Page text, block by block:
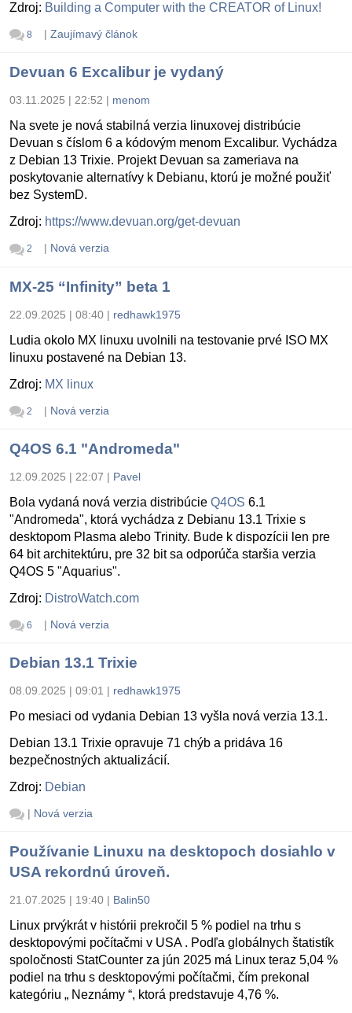
Zdroj: Building a Computer with the CREATOR of Linux!
8 | Zaujímavý článok
Devuan 6 Excalibur je vydaný
03.11.2025 | 22:52 | menom
Na svete je nová stabilná verzia linuxovej distribúcie
Devuan s číslom 6 a kódovým menom Excalibur. Vychádza
z Debian 13 Trixie. Projekt Devuan sa zameriava na
poskytovanie alternatívy k Debianu, ktorú je možné použiť
bez SystemD.
Zdroj: https://www.devuan.org/get-devuan
2 | Nová verzia
MX-25 “Infinity” beta 1
22.09.2025 | 08:40 | redhawk1975
Ludia okolo MX linuxu uvolnili na testovanie prvé ISO MX
linuxu postavené na Debian 13.
Zdroj: MX linux
2 | Nová verzia
Q4OS 6.1 "Andromeda"
12.09.2025 | 22:07 | Pavel
Bola vydaná nová verzia distribúcie Q4OS 6.1
"Andromeda", ktorá vychádza z Debianu 13.1 Trixie s
desktopom Plasma alebo Trinity. Bude k dispozícii len pre
64 bit architektúru, pre 32 bit sa odporúča staršia verzia
Q4OS 5 "Aquarius".
Zdroj: DistroWatch.com
6 | Nová verzia
Debian 13.1 Trixie
08.09.2025 | 09:01 | redhawk1975
Po mesiaci od vydania Debian 13 vyšla nová verzia 13.1.
Debian 13.1 Trixie opravuje 71 chýb a pridáva 16
bezpečnostných aktualizácií.
Zdroj: Debian
| Nová verzia
Používanie Linuxu na desktopoch dosiahlo v
USA rekordnú úroveň.
21.07.2025 | 19:40 | Balin50
Linux prvýkrát v histórii prekročil 5 % podiel na trhu s
desktopovými počítačmi v USA . Podľa globálnych štatistík
spoločnosti StatCounter za jún 2025 má Linux teraz 5,04 %
podiel na trhu s desktopovými počítačmi, čím prekonal
kategóriu „ Neznámy “, ktorá predstavuje 4,76 %.